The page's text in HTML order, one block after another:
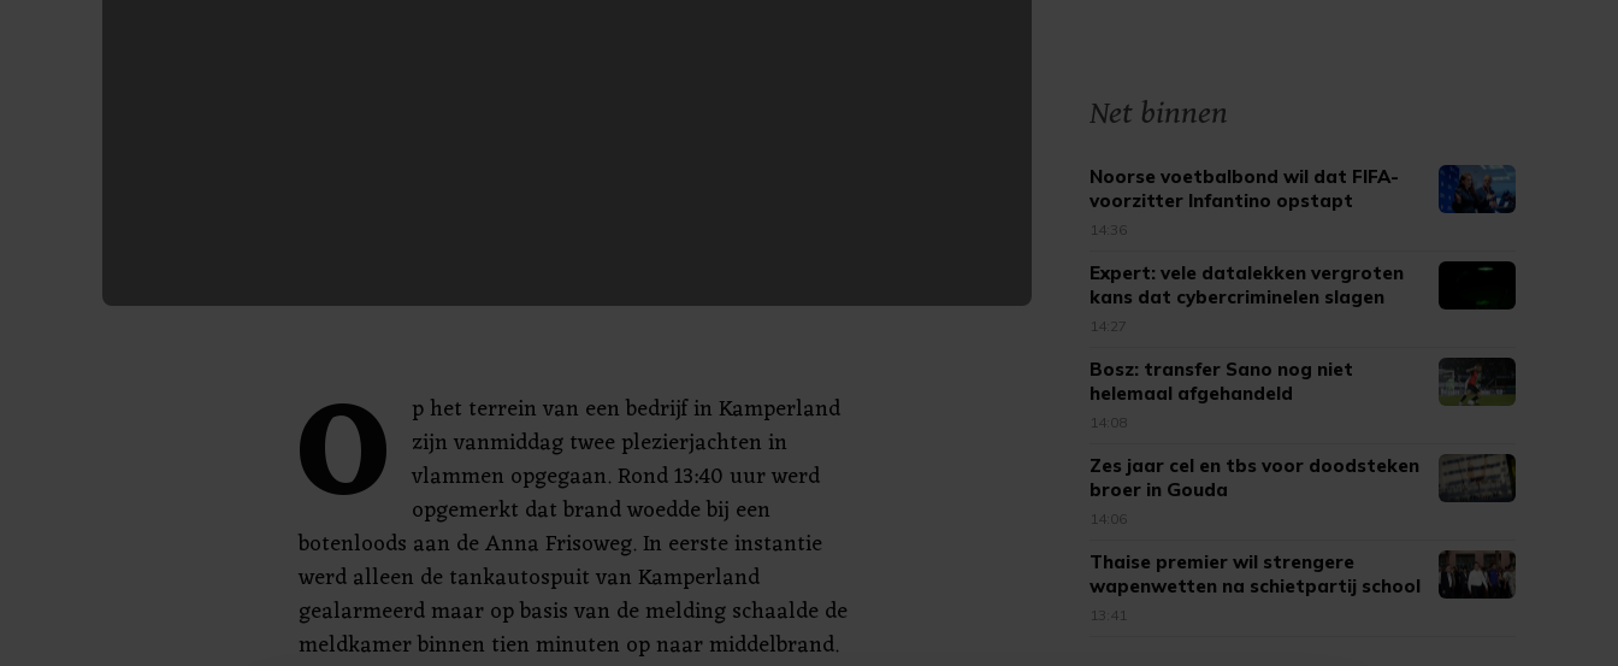
O
p het terrein van een bedrijf in Kamperland
zijn vanmiddag twee plezierjachten in
vlammen opgegaan. Rond 13:40 uur werd
opgemerkt dat brand woedde bij een
botenloods aan de Anna Frisoweg. In eerste instantie
werd alleen de tankautospuit van Kamperland
gealarmeerd maar op basis van de melding schaalde de
meldkamer binnen tien minuten op naar middelbrand.
Net binnen
Noorse voetbalbond wil dat FIFA-
voorzitter Infantino opstapt
14:36
Expert: vele datalekken vergroten
kans dat cybercriminelen slagen
14:27
Bosz: transfer Sano nog niet
helemaal afgehandeld
14:08
Zes jaar cel en tbs voor doodsteken
broer in Gouda
14:06
Thaise premier wil strengere
wapenwetten na schietpartij school
13:41